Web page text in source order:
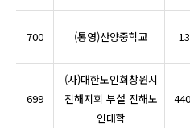
700 (통영)산양중학교
699
(사)대한노인회창원시
진해지회 부설 진해노
인대학